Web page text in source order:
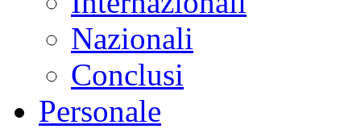
Nazionali
Conclusi
Personale